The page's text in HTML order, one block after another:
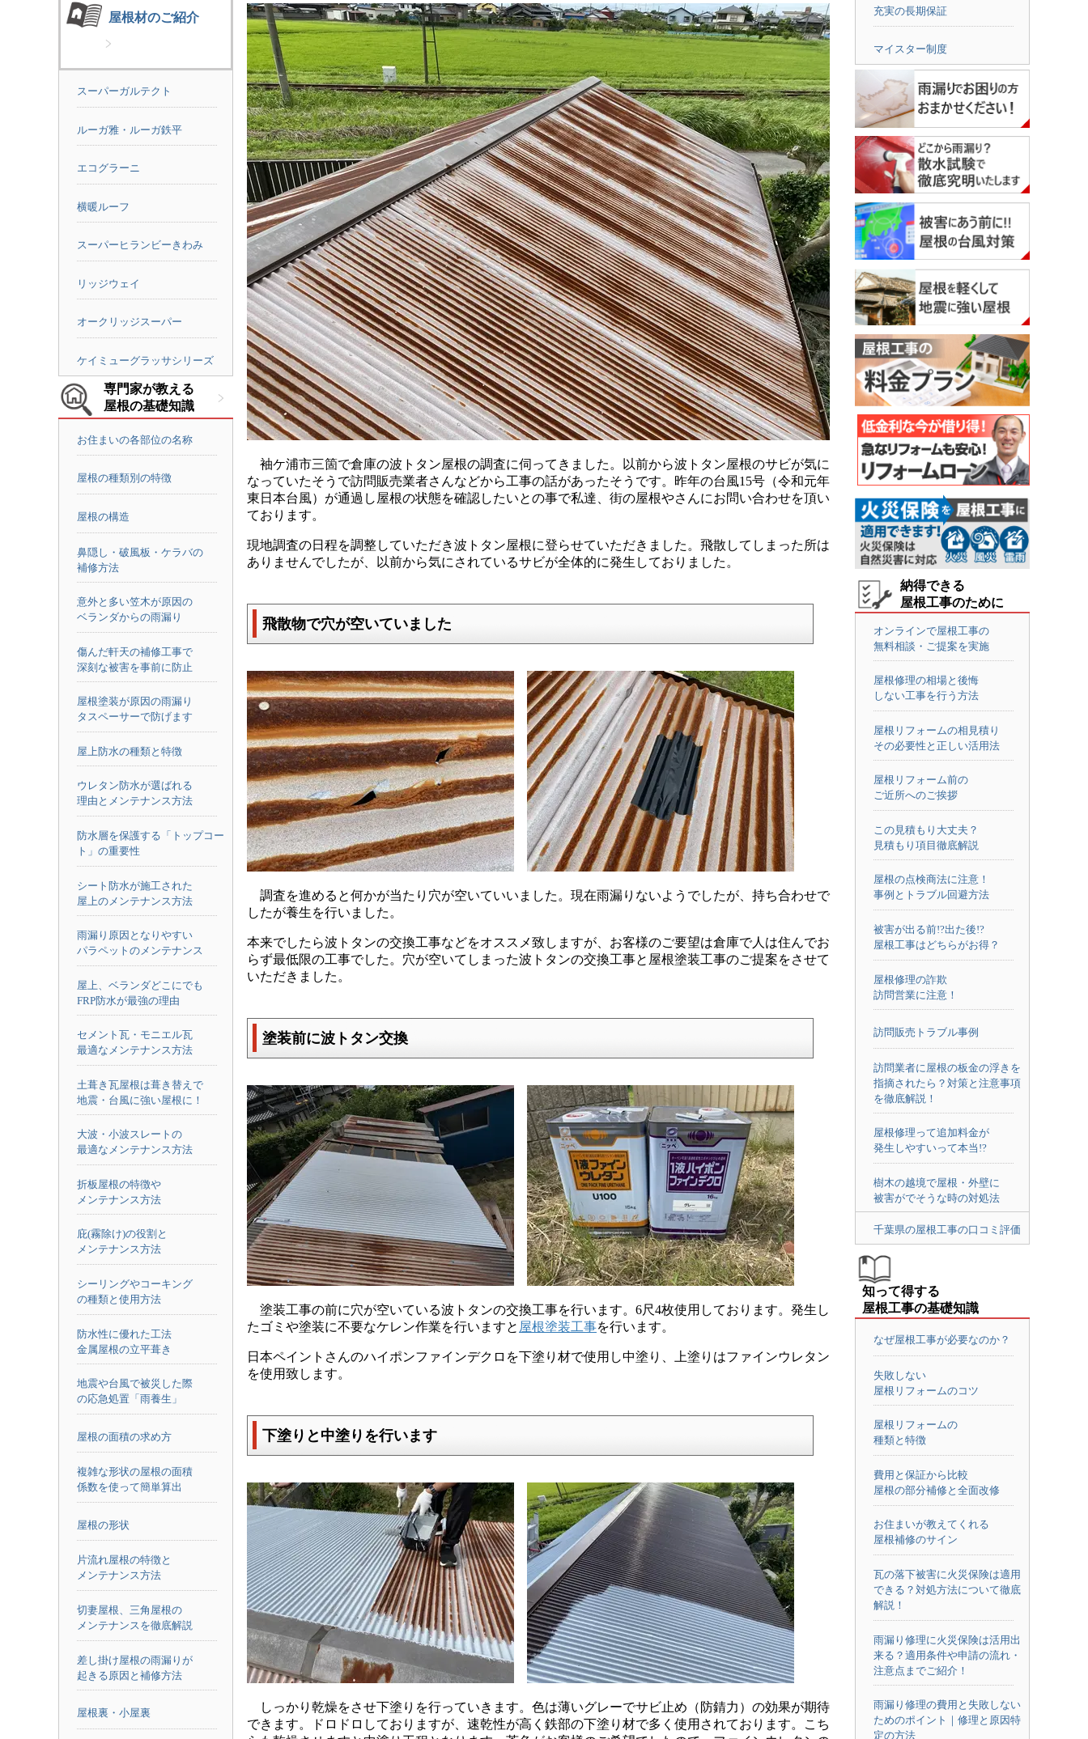
屋根材のご紹介
スーパーガルテクト
ルーガ雅・ルーガ鉄平
エコグラーニ
横暖ルーフ
スーパーヒランビーきわみ
リッジウェイ
オークリッジスーパー
ケイミューグラッサシリーズ
専門家が教える
屋根の基礎知識
お住まいの各部位の名称
屋根の種類別の特徴
屋根の構造
鼻隠し・破風板・ケラバの
補修方法
意外と多い笠木が原因の
ベランダからの雨漏り
傷んだ軒天の補修工事で
深刻な被害を事前に防止
屋根塗装が原因の雨漏り
タスペーサーで防げます
屋上防水の種類と特徴
ウレタン防水が選ばれる
理由とメンテナンス方法
防水層を保護する「トップコー
ト」の重要性
シート防水が施工された
屋上のメンテナンス方法
雨漏り原因となりやすい
パラペットのメンテナンス
屋上、ベランダどこにでも
FRP防水が最強の理由
セメント瓦・モニエル瓦
最適なメンテナンス方法
土葺き瓦屋根は葺き替えで
地震・台風に強い屋根に！
大波・小波スレートの
最適なメンテナンス方法
折板屋根の特徴や
メンテナンス方法
庇(霧除け)の役割と
メンテナンス方法
シーリングやコーキング
の種類と使用方法
防水性に優れた工法
金属屋根の立平葺き
地震や台風で被災した際
の応急処置「雨養生」
屋根の面積の求め方
複雑な形状の屋根の面積
係数を使って簡単算出
屋根の形状
片流れ屋根の特徴と
メンテナンス方法
切妻屋根、三角屋根の
メンテナンスを徹底解説
差し掛け屋根の雨漏りが
起きる原因と補修方法
屋根裏・小屋裏
袖ケ浦市三箇で倉庫の波トタン屋根の調査に伺ってきました。以前から波トタン屋根のサビが気に
なっていたそうで訪問販売業者さんなどから工事の話があったそうです。昨年の台風15号（令和元年
東日本台風）が通過し屋根の状態を確認したいとの事で私達、街の屋根やさんにお問い合わせを頂い
ております。
現地調査の日程を調整していただき波トタン屋根に登らせていただきました。飛散してしまった所は
ありませんでしたが、以前から気にされているサビが全体的に発生しておりました。
飛散物で穴が空いていました
調査を進めると何かが当たり穴が空いていいました。現在雨漏りないようでしたが、持ち合わせで
したが養生を行いました。
本来でしたら波トタンの交換工事などをオススメ致しますが、お客様のご要望は倉庫で人は住んでお
らず最低限の工事でした。穴が空いてしまった波トタンの交換工事と屋根塗装工事のご提案をさせて
いただきました。
塗装前に波トタン交換
塗装工事の前に穴が空いている波トタンの交換工事を行います。6尺4枚使用しております。発生し
たゴミや塗装に不要なケレン作業を行いますと 屋根塗装工事を行います。
日本ペイントさんのハイポンファインデクロを下塗り材で使用し中塗り、上塗りはファインウレタン
を使用致します。
下塗りと中塗りを行います
しっかり乾燥をさせ下塗りを行っていきます。色は薄いグレーでサビ止め（防錆力）の効果が期待
できます。ドロドロしておりますが、速乾性が高く鉄部の下塗り材で多く使用されております。こち
充実の長期保証
マイスター制度
納得できる
屋根工事のために
オンラインで屋根工事の
無料相談・ご提案を実施
屋根修理の相場と後悔
しない工事を行う方法
屋根リフォームの相見積り
その必要性と正しい活用法
屋根リフォーム前の
ご近所へのご挨拶
この見積もり大丈夫？
見積もり項目徹底解説
屋根の点検商法に注意！
事例とトラブル回避方法
被害が出る前!?出た後!?
屋根工事はどちらがお得？
屋根修理の詐欺
訪問営業に注意！
訪問販売トラブル事例
訪問業者に屋根の板金の浮きを
指摘されたら？対策と注意事項
を徹底解説！
屋根修理って追加料金が
発生しやすいって本当!?
樹木の越境で屋根・外壁に
被害がでそうな時の対処法
千葉県の屋根工事の口コミ評価
知って得する
屋根工事の基礎知識
なぜ屋根工事が必要なのか？
失敗しない
屋根リフォームのコツ
屋根リフォームの
種類と特徴
費用と保証から比較
屋根の部分補修と全面改修
お住まいが教えてくれる
屋根補修のサイン
瓦の落下被害に火災保険は適用
できる？対処方法について徹底
解説！
雨漏り修理に火災保険は活用出
来る？適用条件や申請の流れ・
注意点までご紹介！
雨漏り修理の費用と失敗しない
ためのポイント｜修理と原因特
定の方法